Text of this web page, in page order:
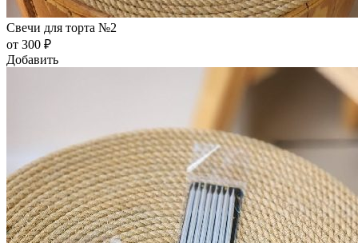
Свечи для торта №2
от 300 ₽
Добавить